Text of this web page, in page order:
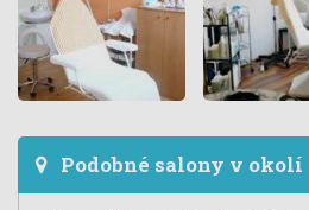
Podobné salony v okolí